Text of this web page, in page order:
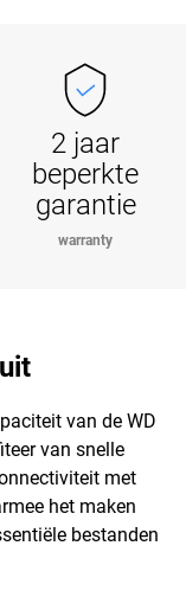
2 jaar
beperkte
garantie
warranty
van de WD
van snelle
met
het maken
bestanden